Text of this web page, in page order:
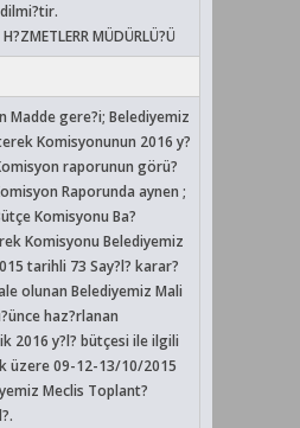
MÜDÜRLÜ?Ü
Madde gere?i; Belediyemiz
Komisyonunun 2016 y?
raporunun görü?
Raporunda aynen ;
Komisyonu Ba?
Komisyonu Belediyemiz
tarihli 73 Say?l? karar?
olunan Belediyemiz Mali
haz?rlanan
2016 y?l? bütçesi ile ilgili
üzere 09-12-13/10/2015
Meclis Toplant?